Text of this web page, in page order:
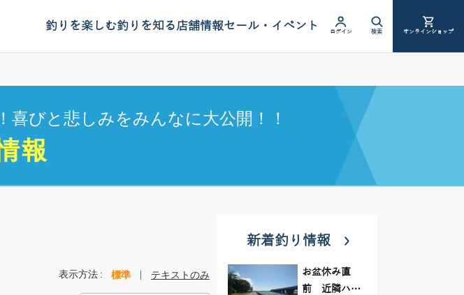
釣りを楽しむ釣りを知る店舗情報セール・イベント ログイン 検索 オンラインショップ
びと悲しみをみんなに大公開！！
報
表示方法 標準 テキストのみ
新着釣り情報
お盆休み直
前 近隣ハゼ